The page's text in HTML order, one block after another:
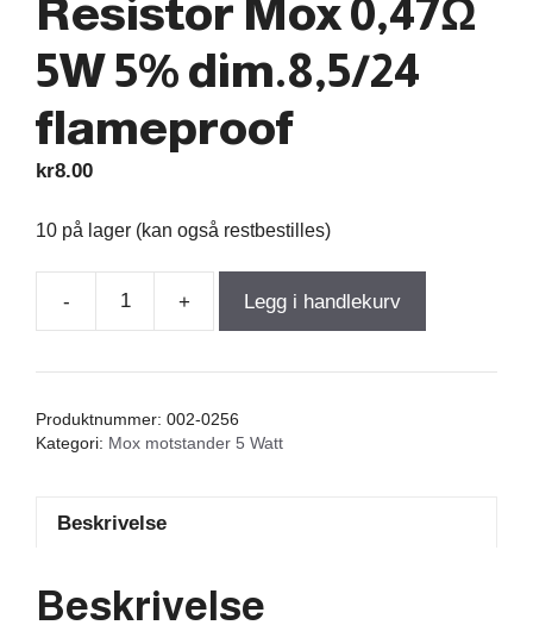
Resistor Mox 0,47Ω
5W 5% dim.8,5/24
flameproof
kr8.00
10 på lager (kan også restbestilles)
-
Resistor
0,47Ω
5%
+ Legg i handlekurv
Produktnummer: 002-0256
Kategori: Mox motstander 5 Watt
Beskrivelse
Beskrivelse